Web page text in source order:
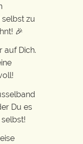
selbst zu
🎉
auf Dich.
Du es